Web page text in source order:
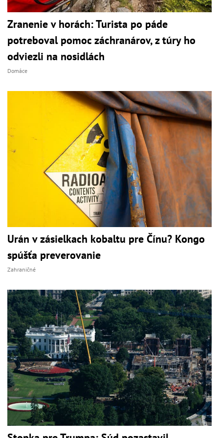
Zranenie v horách: Turista po páde
potreboval pomoc záchranárov, z túry ho
odviezli na nosidlách
Domáce
Urán v zásielkach kobaltu pre Čínu? Kongo
spúšťa preverovanie
Zahraničné